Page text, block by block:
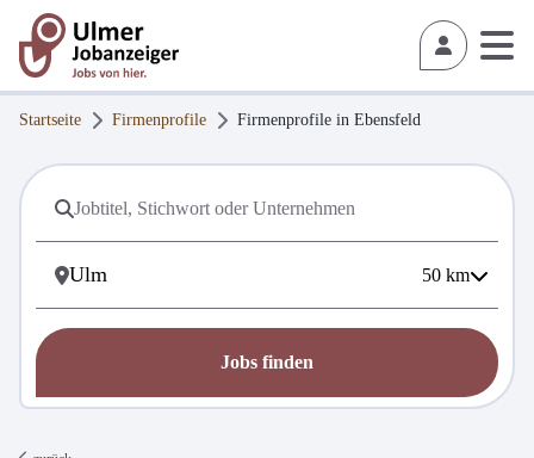
Startseite Firmenprofile Firmenprofile in Ebensfeld
50 km
Jobs finden